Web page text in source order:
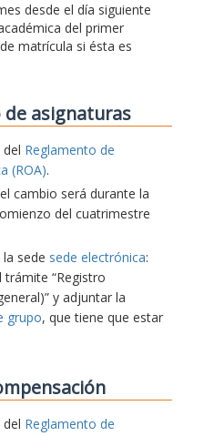
desde el día siguiente
del primer
matrícula si ésta es
asignaturas
Reglamento de
(ROA).
cambio será durante la
del cuatrimestre
sede sede electrónica:
trámite “Registro
y adjuntar la
grupo, que tiene que estar
Reglamento de